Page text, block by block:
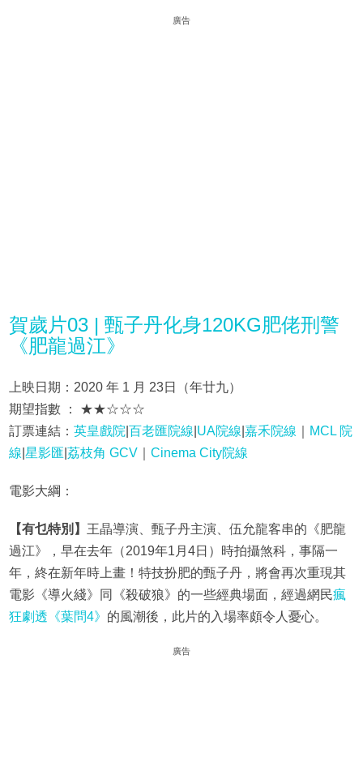
廣告
賀歲片03 | 甄子丹化身120KG肥佬刑警
《肥龍過江》
上映日期：2020 年 1 月 23日（年廿九）
期望指數 ： ★★☆☆☆
訂票連結： 英皇戲院| 百老匯院線 UA院線 嘉禾院線
MCL 院
線 星影匯 荔枝角 GCV｜ Cinema City院線
電影大綱：
【有乜特別】 王晶導演、甄子丹主演、伍允龍客串的《肥龍
過江》，早在去年（2019年1月4日）時拍攝煞科，事隔一
年，終在新年時上畫！特技扮肥的甄子丹，將會再次重現其
電影《導火綫》同《殺破狼》的一些經典場面，經過網民瘋
狂劇透《葉問4》 的風潮後，此片的入場率頗令人憂心。
廣告